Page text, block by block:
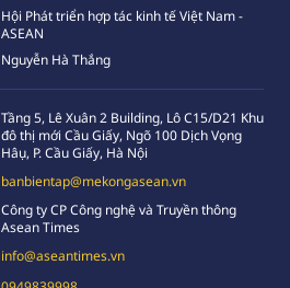
Hội Phát triển hợp tác kinh tế Việt Nam -
ASEAN
Nguyễn Hà Thắng
Tầng 5, Lê Xuân 2 Building, Lô C15/D21 Khu
đô thị mới Cầu Giấy, Ngõ 100 Dịch Vọng
Hâụ, P. Cầu Giấy, Hà Nội
banbientap@mekongasean.vn
Công ty CP Công nghệ và Truyền thông
Asean Times
info@aseantimes.vn